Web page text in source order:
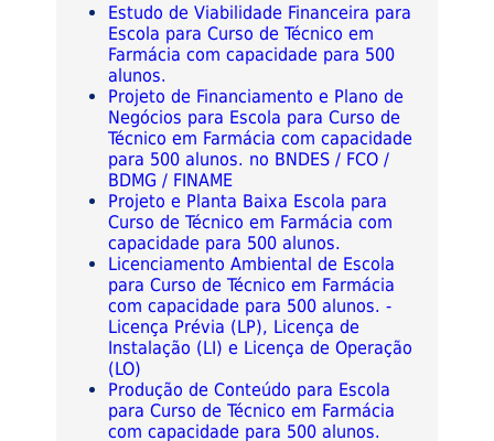
Estudo de Viabilidade Financeira para
Escola para Curso de Técnico em
Farmácia com capacidade para 500
alunos.
Projeto de Financiamento e Plano de
Negócios para Escola para Curso de
Técnico em Farmácia com capacidade
para 500 alunos. no BNDES / FCO /
BDMG / FINAME
Projeto e Planta Baixa Escola para
Curso de Técnico em Farmácia com
capacidade para 500 alunos.
Licenciamento Ambiental de Escola
para Curso de Técnico em Farmácia
com capacidade para 500 alunos. -
Licença Prévia (LP), Licença de
Instalação (LI) e Licença de Operação
(LO)
Produção de Conteúdo para Escola
para Curso de Técnico em Farmácia
com capacidade para 500 alunos.